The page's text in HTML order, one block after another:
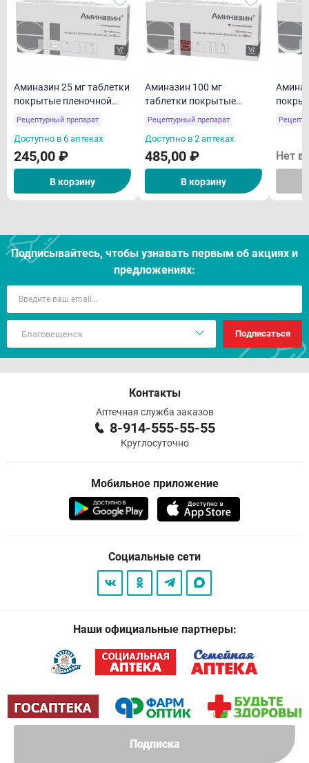
Подписка
Аминазин 25 мг таблетки
покрытые пленочной
оболочкой N10
Рецептурный препарат
Доступно в 6 аптеках
245,00 ₽
В корзину
Аминазин 100 мг
таблетки покрытые
пленочной оболочкой
Рецептурный препарат
Доступно в 2 аптеках
485,00 ₽
В корзину
Нет в
Подписывайтесь, чтобы узнавать первым об акцияx и
предложениях:
Подписаться
Контакты
Аптечная служба заказов
8-914-555-55-55
Круглосуточно
Мобильное приложение
Социальные сети
Наши официальные партнеры: